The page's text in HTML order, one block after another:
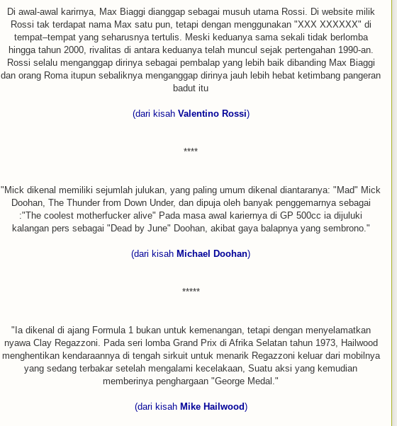
Di awal-awal karirnya, Max Biaggi dianggap sebagai musuh utama Rossi. Di website milik
Rossi tak terdapat nama Max satu pun, tetapi dengan menggunakan "XXX XXXXXX" di
tempat–tempat yang seharusnya tertulis. Meski keduanya sama sekali tidak berlomba
hingga tahun 2000, rivalitas di antara keduanya telah muncul sejak pertengahan 1990-an.
Rossi selalu menganggap dirinya sebagai pembalap yang lebih baik dibanding Max Biaggi
dan orang Roma itupun sebaliknya menganggap dirinya jauh lebih hebat ketimbang pangeran
badut itu
(dari kisah Valentino Rossi)
****
"Mick dikenal memiliki sejumlah julukan, yang paling umum dikenal diantaranya: "Mad" Mick
Doohan, The Thunder from Down Under, dan dipuja oleh banyak penggemarnya sebagai
:"The coolest motherfucker alive" Pada masa awal kariernya di GP 500cc ia dijuluki
kalangan pers sebagai "Dead by June" Doohan, akibat gaya balapnya yang sembrono."
(dari kisah Michael Doohan)
*****
"Ia dikenal di ajang Formula 1 bukan untuk kemenangan, tetapi dengan menyelamatkan
nyawa Clay Regazzoni. Pada seri lomba Grand Prix di Afrika Selatan tahun 1973, Hailwood
menghentikan kendaraannya di tengah sirkuit untuk menarik Regazzoni keluar dari mobilnya
yang sedang terbakar setelah mengalami kecelakaan, Suatu aksi yang kemudian
memberinya penghargaan "George Medal."
(dari kisah Mike Hailwood)